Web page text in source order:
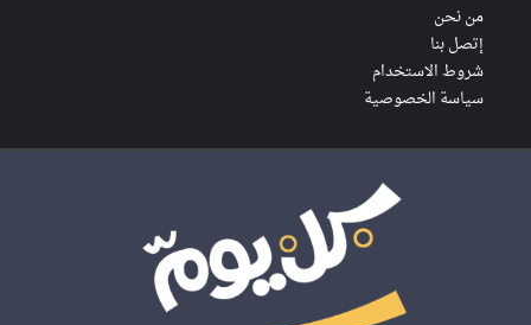
من نحن
إتصل بنا
شروط الاستخدام
سياسة الخصوصية